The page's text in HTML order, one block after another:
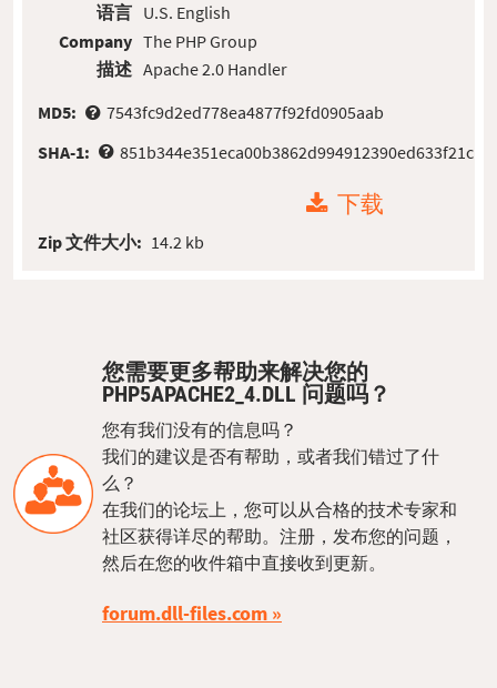
语言
Company
描述
U.S. English
The PHP Group
Apache 2.0 Handler
MD5:
7543fc9d2ed778ea4877f92fd0905aab
SHA-1:
851b344e351eca00b3862d994912390ed633f21c
下载
Zip 文件大小: 14.2 kb
您需要更多帮助来解决您的
PHP5APACHE2_4.DLL 问题吗？
您有我们没有的信息吗？
我们的建议是否有帮助，或者我们错过了什
么？
在我们的论坛上，您可以从合格的技术专家和
社区获得详尽的帮助。注册，发布您的问题，
然后在您的收件箱中直接收到更新。
forum.dll-files.com